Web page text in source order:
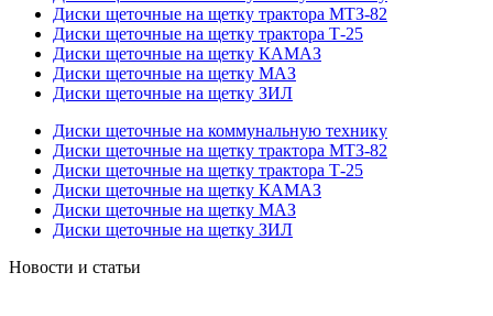
Диски щеточные на щетку трактора МТЗ-82
Диски щеточные на щетку трактора Т-25
Диски щеточные на щетку КАМАЗ
Диски щеточные на щетку МАЗ
Диски щеточные на щетку ЗИЛ
Диски щеточные на коммунальную технику
Диски щеточные на щетку трактора МТЗ-82
Диски щеточные на щетку трактора Т-25
Диски щеточные на щетку КАМАЗ
Диски щеточные на щетку МАЗ
Диски щеточные на щетку ЗИЛ
Новости и статьи